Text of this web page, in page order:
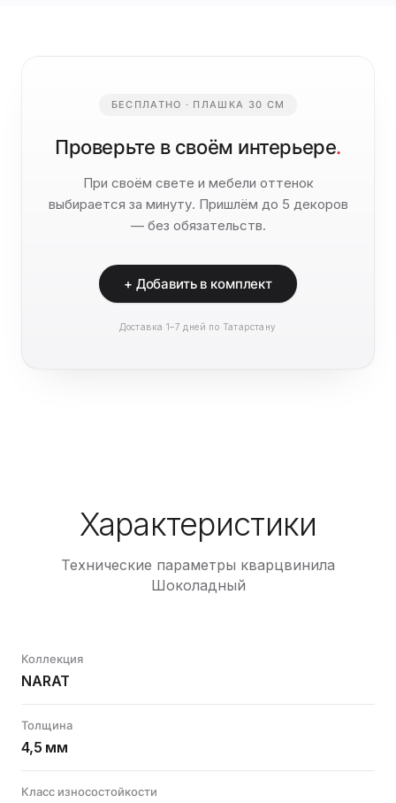
БЕСПЛАТНО · ПЛАШКА 30 СМ
Проверьте в своём интерьере.
При своём свете и мебели оттенок
выбирается за минуту. Пришлём до 5 декоров
— без обязательств.
+ Добавить в комплект
Доставка 1–7 дней по Татарстану
Характеристики
Технические параметры кварцвинила
Шоколадный
Коллекция
NARAT
Толщина
4,5 мм
Класс износостойкости